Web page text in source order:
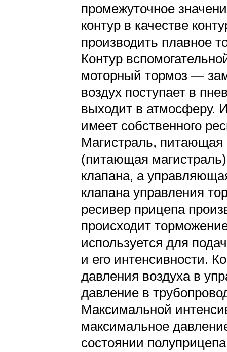
промежуточное
контур в качестве
производить плавное
Контур
моторный тормоз —
воздух поступает в
выходит в атмосферу.
имеет собственного
Магистраль, питающая
(питающая
клапана, а
клапана управления
ресивер прицепа
происходит
используется для
и его интенсивности.
давления воздуха в
давление в
Максимальной
максимальное
состоянии